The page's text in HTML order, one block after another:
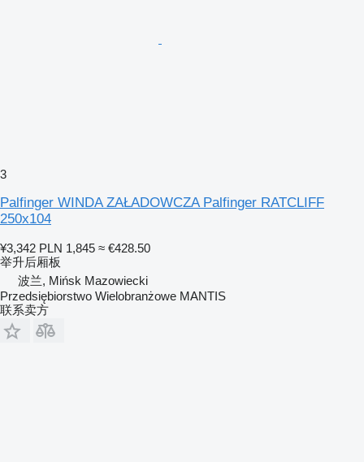
3
Palfinger WINDA ZAŁADOWCZA Palfinger RATCLIFF
250x104
¥3,342 PLN 1,845 ≈ €428.50
举升后厢板
波兰, Mińsk Mazowiecki
Przedsiębiorstwo Wielobranżowe MANTIS
联系卖方